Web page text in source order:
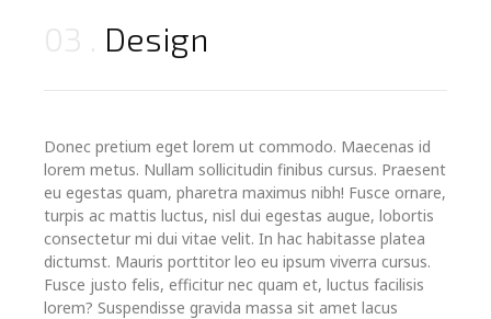
Design
Donec pretium eget lorem ut commodo. Maecenas id
lorem metus. Nullam sollicitudin finibus cursus. Praesent
eu egestas quam, pharetra maximus nibh! Fusce ornare,
turpis ac mattis luctus, nisl dui egestas augue, lobortis
consectetur mi dui vitae velit. In hac habitasse platea
dictumst. Mauris porttitor leo eu ipsum viverra cursus.
Fusce justo felis, efficitur nec quam et, luctus facilisis
lorem? Suspendisse gravida massa sit amet lacus